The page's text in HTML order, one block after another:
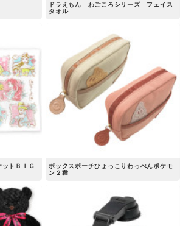
ドラえもん わごころシリーズ フェイス
タオル
トＢＩＧ
ボックスポーチひょっこりわっぺんポケモ
ン２種